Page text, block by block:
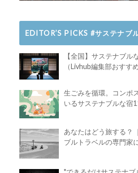
EDITOR’S PICKS #サステナブ
【全国】サステナブル
（Livhub編集部おすすめ
生ごみを循環。コンポ
いるサステナブルな宿
あなたはどう旅する？ ｜ 英国サステナ
ブルトラベルの専門家